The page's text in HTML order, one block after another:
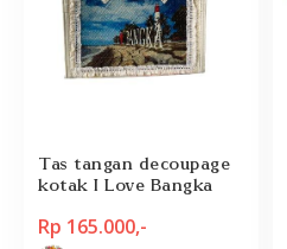
Tas tangan decoupage
kotak I Love Bangka
Rp 165.000,-